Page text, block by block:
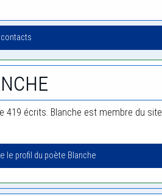
419 écrits. Blanche est membre du site
le profil du poète Blanche